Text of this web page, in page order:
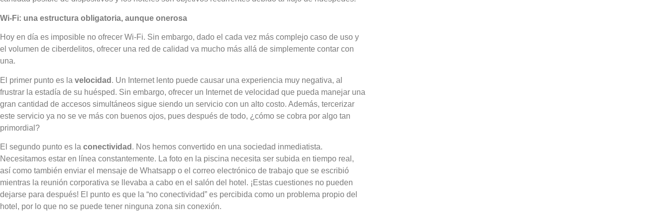
Wi-Fi: una estructura obligatoria, aunque onerosa
Hoy en día es imposible no ofrecer Wi-Fi. Sin embargo, dado el cada vez más complejo caso de uso y
el volumen de ciberdelitos, ofrecer una red de calidad va mucho más allá de simplemente contar con
una.
El primer punto es la velocidad . Un Internet lento puede causar una experiencia muy negativa, al
frustrar la estadía de su huésped. Sin embargo, ofrecer un Internet de velocidad que pueda manejar una
gran cantidad de accesos simultáneos sigue siendo un servicio con un alto costo. Además, tercerizar
este servicio ya no se ve más con buenos ojos, pues después de todo, ¿cómo se cobra por algo tan
primordial?
El segundo punto es la conectividad . Nos hemos convertido en una sociedad inmediatista.
Necesitamos estar en línea constantemente. La foto en la piscina necesita ser subida en tiempo real,
así como también enviar el mensaje de Whatsapp o el correo electrónico de trabajo que se escribió
mientras la reunión corporativa se llevaba a cabo en el salón del hotel. ¡Estas cuestiones no pueden
dejarse para después! El punto es que la “no conectividad” es percibida como un problema propio del
hotel, por lo que no se puede tener ninguna zona sin conexión.